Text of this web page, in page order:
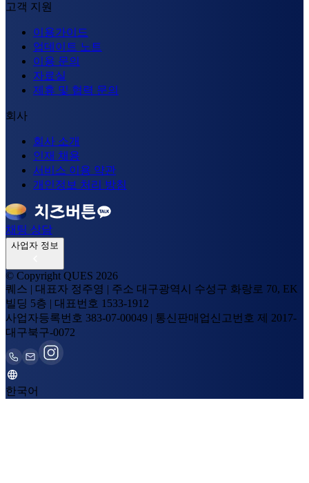
고객 지원
이용가이드
업데이트 노트
이용 문의
자료실
제휴 및 협력 문의
회사
회사 소개
인재 채용
서비스 이용 약관
개인정보 처리 방침
채팅 상담
사업자 정보
© Copyright QUES 2026
퀘스 | 대표자 정주영 | 주소 대구광역시 수성구 화랑로 70, EK
빌딩 5층 | 대표번호 1533-1912
사업자등록번호 383-07-00049 | 통신판매업신고번호 제 2017-
대구북구-0072
한국어